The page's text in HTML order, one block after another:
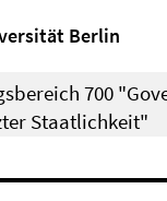
Berlin
700
Staatlichkeit"